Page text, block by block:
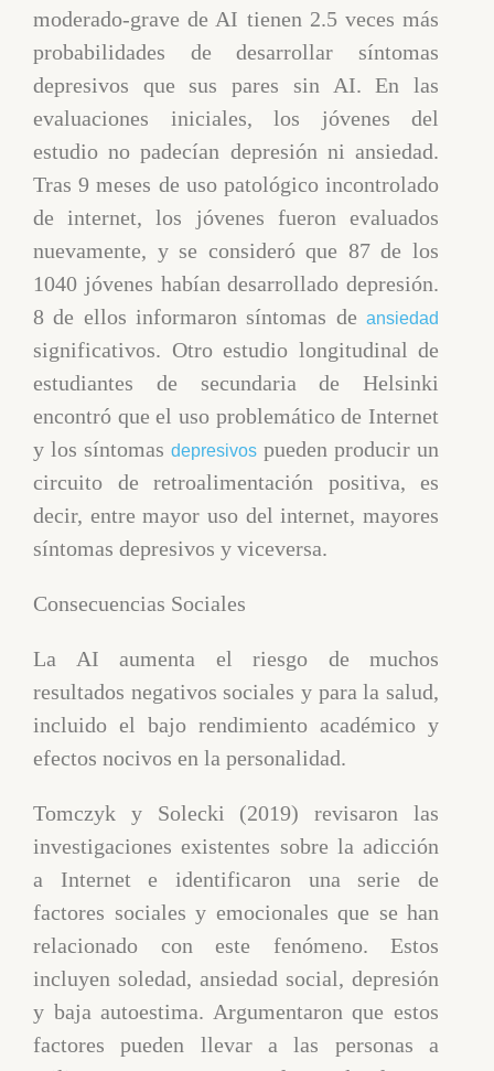
moderado-grave de AI tienen 2.5 veces más
probabilidades de desarrollar síntomas
depresivos que sus pares sin AI. En las
evaluaciones iniciales, los jóvenes del
estudio no padecían depresión ni ansiedad.
Tras 9 meses de uso patológico incontrolado
de internet, los jóvenes fueron evaluados
nuevamente, y se consideró que 87 de los
1040 jóvenes habían desarrollado depresión.
8 de ellos informaron síntomas de ansiedad
significativos. Otro estudio longitudinal de
estudiantes de secundaria de Helsinki
encontró que el uso problemático de Internet
y los síntomas depresivos pueden producir un
circuito de retroalimentación positiva, es
decir, entre mayor uso del internet, mayores
síntomas depresivos y viceversa.
Consecuencias Sociales
La AI aumenta el riesgo de muchos
resultados negativos sociales y para la salud,
incluido el bajo rendimiento académico y
efectos nocivos en la personalidad.
Tomczyk y Solecki (2019) revisaron las
investigaciones existentes sobre la adicción
a Internet e identificaron una serie de
factores sociales y emocionales que se han
relacionado con este fenómeno. Estos
incluyen soledad, ansiedad social, depresión
y baja autoestima. Argumentaron que estos
factores pueden llevar a las personas a